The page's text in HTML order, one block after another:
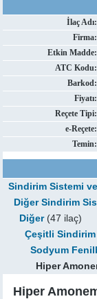
İlaç Adı:
Firma:
Etkin Madde:
ATC Kodu:
Barkod:
Fiyatı:
Reçete Tipi:
e-Reçete:
Temin:
Sindirim Sistemi
Diğer Sindirim
Diğer(47 ilaç)
Çeşitli Sindirim
Sodyum
Hiper
Hiper